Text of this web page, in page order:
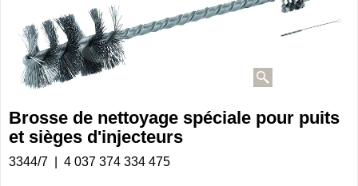
Brosse de nettoyage spéciale pour puits
et sièges d'injecteurs
3344/7 4 037 374 334 475